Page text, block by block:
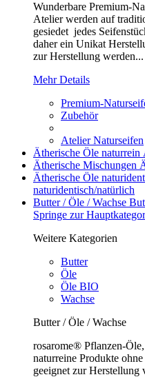
Wunderbare Premium-
Atelier werden auf
gesiedet jedes
daher ein Unikat
zur Herstellung werden...
Mehr Details
Premium-
Zubehör
Atelier Naturseifen
Ätherische Öle naturrein
Ätherische Mischungen
Ätherische Öle
naturidentisch/natürlich
Butter / Öle / Wachse
Springe zur
Weitere Kategorien
Butter
Öle
Öle BIO
Wachse
Butter / Öle / Wachse
rosarome® Pflanzen-
naturreine Produkte
geeignet zur